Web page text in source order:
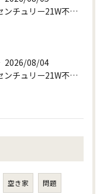
センチュリー21W不動産販売と町目線の不動産相談
2026/08/04
センチュリー21W不動産販売と不動産売却の査定失敗例
空き家 問題